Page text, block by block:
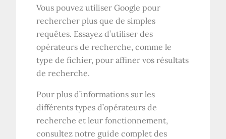
Vous pouvez utiliser Google pour
rechercher plus que de simples
requêtes. Essayez d’utiliser des
opérateurs de recherche, comme le
type de fichier, pour affiner vos résultats
de recherche.
Pour plus d’informations sur les
différents types d’opérateurs de
recherche et leur fonctionnement,
consultez notre guide complet des